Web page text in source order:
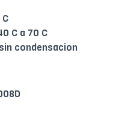
C a 70 C
condensacion